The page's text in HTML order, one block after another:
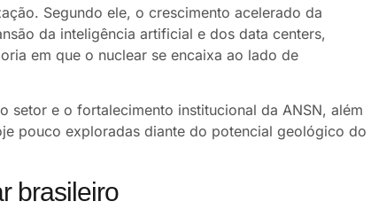
Segundo ele, o crescimento acelerado da
da inteligência artificial e dos data centers,
em que o nuclear se encaixa ao lado de
setor e o fortalecimento institucional da ANSN, além
pouco exploradas diante do potencial geológico do
brasileiro